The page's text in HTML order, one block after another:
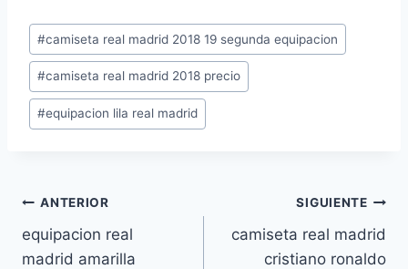
Etiquetas
de
la
entrada:
#camiseta real madrid 2018 19 segunda equipacion
#camiseta real madrid 2018 precio
#equipacion lila real madrid
Navegación
de
ANTERIOR
equipacion real
madrid amarilla
SIGUIENTE
camiseta real madrid
cristiano ronaldo